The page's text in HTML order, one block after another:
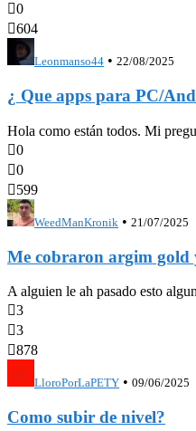
0
604
Leonmanso44 • 22/08/2025
¿ Que apps para PC/
Hola como están todos. Mi
0
0
599
WeedManKronik • 21/07/2025
Me cobraron argim gold
A alguien le ah pasado esto
3
3
878
LloroPorLaPETY • 09/06/2025
Como subir de nivel?